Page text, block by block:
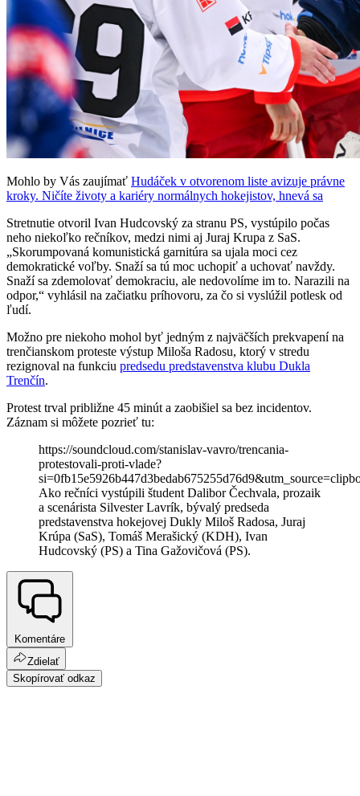
Mohlo by Vás zaujímať Hudáček v otvorenom liste avizuje právne
kroky. Ničíte životy a kariéry normálnych hokejistov, hnevá sa
Stretnutie otvoril Ivan Hudcovský za stranu PS, vystúpilo počas
neho niekoľko rečníkov, medzi nimi aj Juraj Krupa z SaS.
„Skorumpovaná komunistická garnitúra sa ujala moci cez
demokratické voľby. Snaží sa tú moc uchopiť a uchovať navždy.
Snaží sa zdemolovať demokraciu, ale nedovolíme im to. Narazili na
odpor,“ vyhlásil na začiatku príhovoru, za čo si vyslúžil potlesk od
ľudí.
Možno pre niekoho mohol byť jedným z najväčších prekvapení na
trenčianskom proteste výstup Miloša Radosu, ktorý v stredu
rezignoval na funkciu predsedu predstavenstva klubu Dukla
Trenčín.
Protest trval približne 45 minút a zaobišiel sa bez incidentov.
Záznam si môžete pozrieť tu:
https://soundcloud.com/stanislav-vavro/trencania-
protestovali-proti-vlade?
Ako rečníci vystúpili študent Dalibor Čechvala, prozaik
a scenárista Silvester Lavrík, bývalý predseda
predstavenstva hokejovej Dukly Miloš Radosa, Juraj
Krúpa (SaS), Tomáš Merašický (KDH), Ivan
Hudcovský (PS) a Tina Gažovičová (PS).
Komentáre
Zdielať
Skopírovať odkaz